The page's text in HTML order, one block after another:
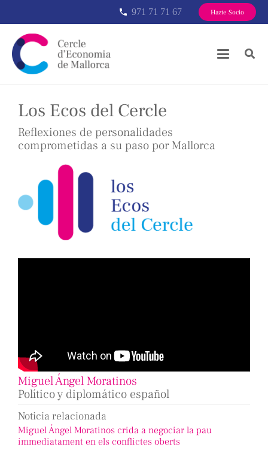
phone 971 71 71 67 Hazte Socio
Los Ecos del Cercle
Reflexiones de personalidades
comprometidas a su paso por Mallorca
Miguel Ángel Moratinos
Político y diplomático español
Noticia relacionada
Miguel Ángel Moratinos crida a negociar la pau
immediatament en els conflictes oberts